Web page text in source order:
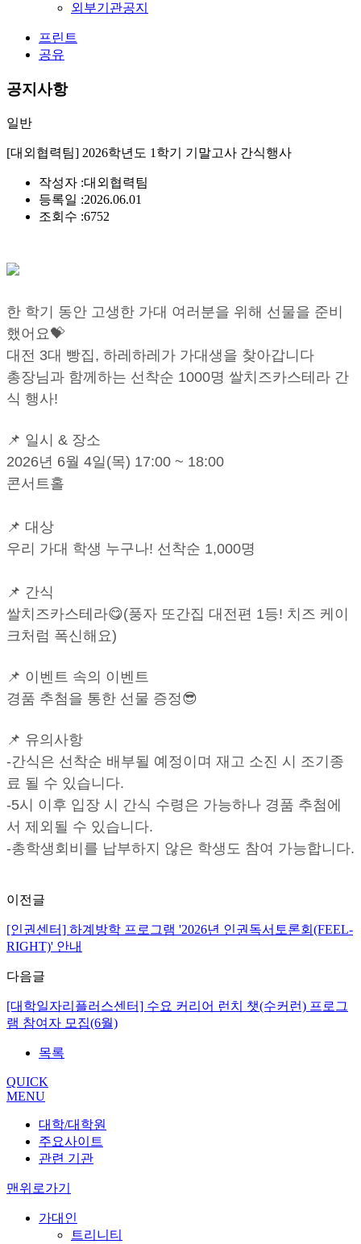
외부기관공지
프린트
공유
공지사항
일반
[대외협력팀] 2026학년도 1학기 기말고사 간식행사
작성자 :대외협력팀
등록일 :2026.06.01
조회수 :6752
한 학기 동안 고생한 가대 여러분을 위해 선물을 준비
했어요💝
대전 3대 빵집, 하레하레가 가대생을 찾아갑니다
총장님과 함께하는 선착순 1000명 쌀치즈카스테라 간
식 행사!
📌 일시 & 장소
2026년 6월 4일(목) 17:00 ~ 18:00
콘서트홀
📌 대상
우리 가대 학생 누구나! 선착순 1,000명
📌 간식
쌀치즈카스테라😋(풍자 또간집 대전편 1등! 치즈 케이
크처럼 폭신해요)
📌 이벤트 속의 이벤트
경품 추첨을 통한 선물 증정😎
📌 유의사항
-간식은 선착순 배부될 예정이며 재고 소진 시 조기종
료 될 수 있습니다.
-5시 이후 입장 시 간식 수령은 가능하나 경품 추첨에
서 제외될 수 있습니다.
-총학생회비를 납부하지 않은 학생도 참여 가능합니다.
이전글
[인권센터] 하계방학 프로그램 '2026년 인권독서토론회(FEEL-
RIGHT)' 안내
다음글
[대학일자리플러스센터] 수요 커리어 런치 챗(수커런) 프로그
램 참여자 모집(6월)
목록
QUICK
MENU
대학/대학원
주요사이트
관련 기관
맨위로가기
가대인
트리니티